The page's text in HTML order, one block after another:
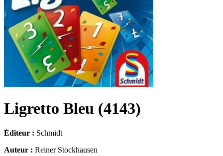
Ligretto Bleu (4143)
Éditeur : Schmidt
Auteur : Reiner Stockhausen